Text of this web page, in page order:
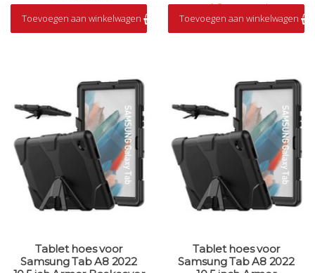
Toevoegen aan winkelwagen
Op voorraad
Toevoegen aan winkelwagen
Tablet hoes voor
Samsung Tab A8 2022
Tablet hoes voor
Samsung Tab A8 2022